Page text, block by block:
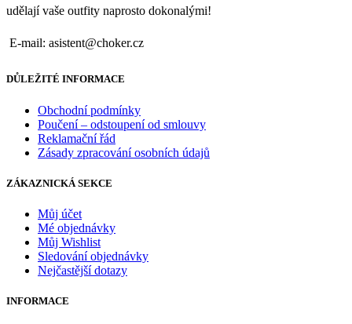
udělají vaše outfity naprosto dokonalými!
E-mail: asistent@choker.cz
DŮLEŽITÉ INFORMACE
Obchodní podmínky
Poučení – odstoupení od smlouvy
Reklamační řád
Zásady zpracování osobních údajů
ZÁKAZNICKÁ SEKCE
Můj účet
Mé objednávky
Můj Wishlist
Sledování objednávky
Nejčastější dotazy
INFORMACE